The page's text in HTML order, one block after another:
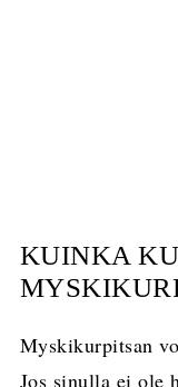
KUINKA
Myskikurpitsan
Jos sinulla ei ole